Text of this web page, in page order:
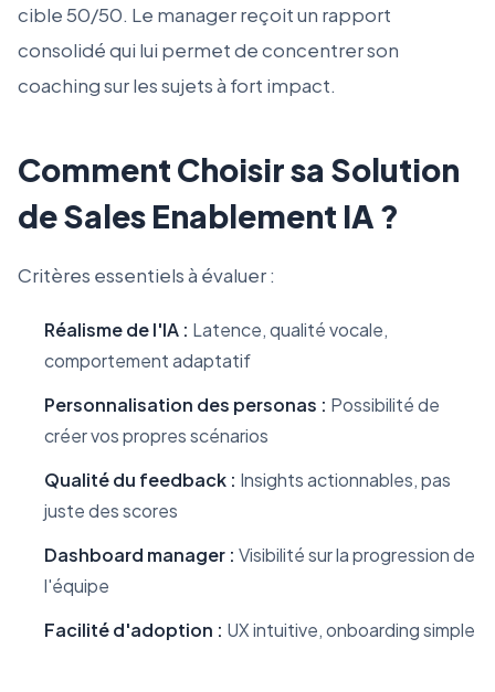
cible 50/50. Le manager reçoit un rapport
consolidé qui lui permet de concentrer son
coaching sur les sujets à fort impact.
Comment Choisir sa Solution
de Sales Enablement IA ?
Critères essentiels à évaluer :
Réalisme de l'IA : Latence, qualité vocale,
comportement adaptatif
Personnalisation des personas : Possibilité de
créer vos propres scénarios
Qualité du feedback : Insights actionnables, pas
juste des scores
Dashboard manager : Visibilité sur la progression de
l'équipe
Facilité d'adoption : UX intuitive, onboarding simple